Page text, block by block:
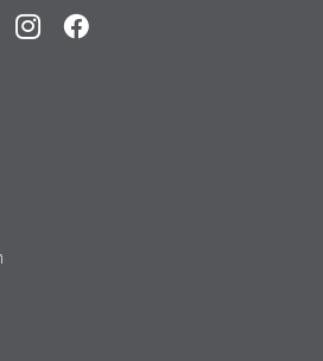
InstagramFacebook